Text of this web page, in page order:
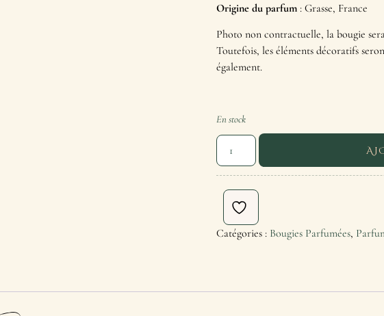
Origine du parfum: Grasse, France
Photo non contractuelle, la bougie
Toutefois, les éléments décoratifs
également.
En stock
Catégories : Bougies Parfumées,